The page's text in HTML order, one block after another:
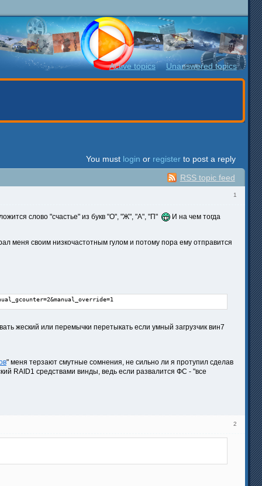
Active topics Unanswered topics
You must login or register to post a reply
RSS topic feed
1
слово "счастье" из букв "О", "Ж", "А", "П" И на чем тогда
меня своим низкочастотным гулом и потому пора ему отправится
жеский или перемычки перетыкать если умный загрузчик вин7
" меня терзают смутные сомнения, не сильно ли я протупил сделав
RAID1 средствами винды, ведь если развалится ФС - "все
2